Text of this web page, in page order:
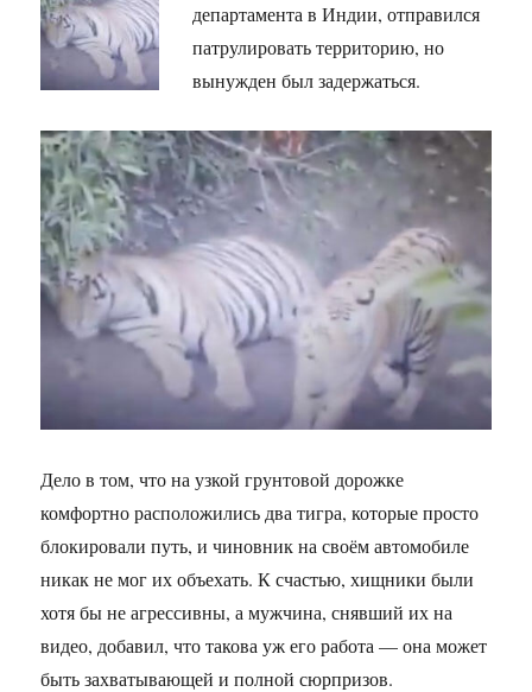
департамента в Индии, отправился
патрулировать территорию, но
вынужден был задержаться.
Дело в том, что на узкой грунтовой дорожке
комфортно расположились два тигра, которые просто
блокировали путь, и чиновник на своём автомобиле
никак не мог их объехать. К счастью, хищники были
хотя бы не агрессивны, а мужчина, снявший их на
видео, добавил, что такова уж его работа — она может
быть захватывающей и полной сюрпризов.